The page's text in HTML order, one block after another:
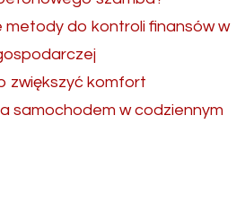
metody do kontroli finansów w
zwiększyć komfort
samochodem w codziennym